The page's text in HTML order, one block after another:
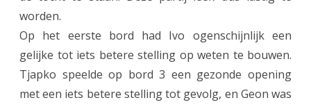
worden.
Op het eerste bord had Ivo ogenschijnlijk een
gelijke tot iets betere stelling op weten te bouwen.
Tjapko speelde op bord 3 een gezonde opening
met een iets betere stelling tot gevolg, en Geon was